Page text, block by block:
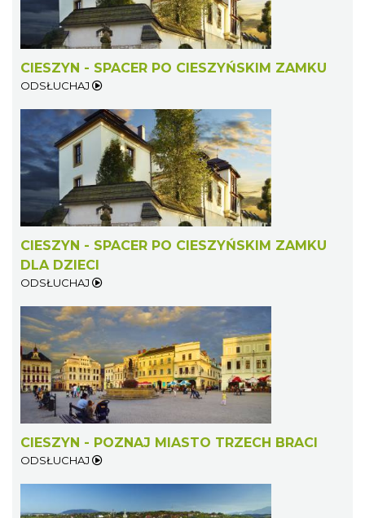
CIESZYN - SPACER PO CIESZYŃSKIM ZAMKU
ODSŁUCHAJ
CIESZYN - SPACER PO CIESZYŃSKIM ZAMKU
DLA DZIECI
ODSŁUCHAJ
CIESZYN - POZNAJ MIASTO TRZECH BRACI
ODSŁUCHAJ